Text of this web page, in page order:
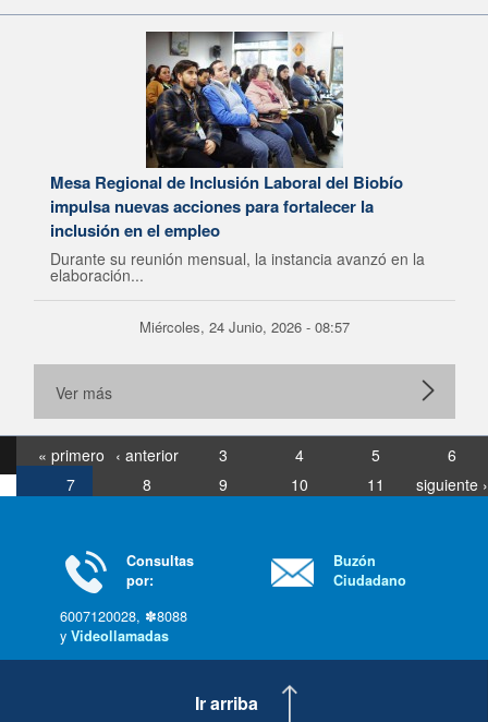
Mesa Regional de Inclusión Laboral del Biobío
impulsa nuevas acciones para fortalecer la
inclusión en el empleo
Durante su reunión mensual, la instancia avanzó en la
elaboración...
Miércoles, 24 Junio, 2026 - 08:57
Ver más
« primero ‹ anterior 3 4 5
6
7
8 9 10 11
siguiente ›
Consultas
por:
6007120028, ✽8088
y Videollamadas
Buzón
Ciudadano
Ir arriba